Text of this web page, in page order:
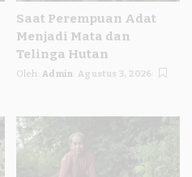
Saat Perempuan Adat
Menjadi Mata dan
Telinga Hutan
Posted
Oleh: Admin Agustus 3, 2026